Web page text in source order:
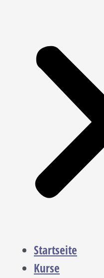
Startseite
Kurse